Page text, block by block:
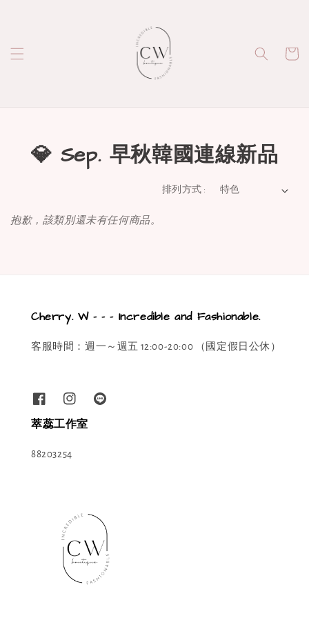
💎 Sep. 早秋韓國連線新品
排列方式 :
抱歉，該類別還未有任何商品。
Cherry. W - - - Incredible and Fashionable.
客服時間：週一～週五 12:00-20:00 （國定假日公休）
萃蕊工作室
88203254